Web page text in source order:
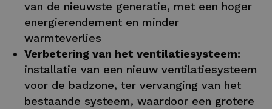
van de nieuwste generatie, met een hoger
energierendement en minder
warmteverlies
Verbetering van het ventilatiesysteem:
installatie van een nieuw ventilatiesysteem
voor de badzone, ter vervanging van het
bestaande systeem, waardoor een grotere